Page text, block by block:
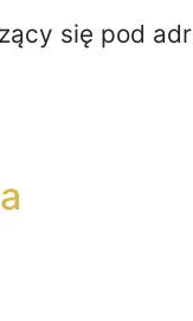
się pod